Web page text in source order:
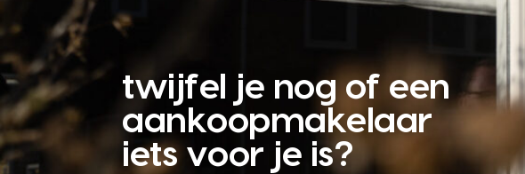
twijfel je nog of een
aankoopmakelaar
iets voor je is?